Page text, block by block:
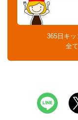
365日キ
全